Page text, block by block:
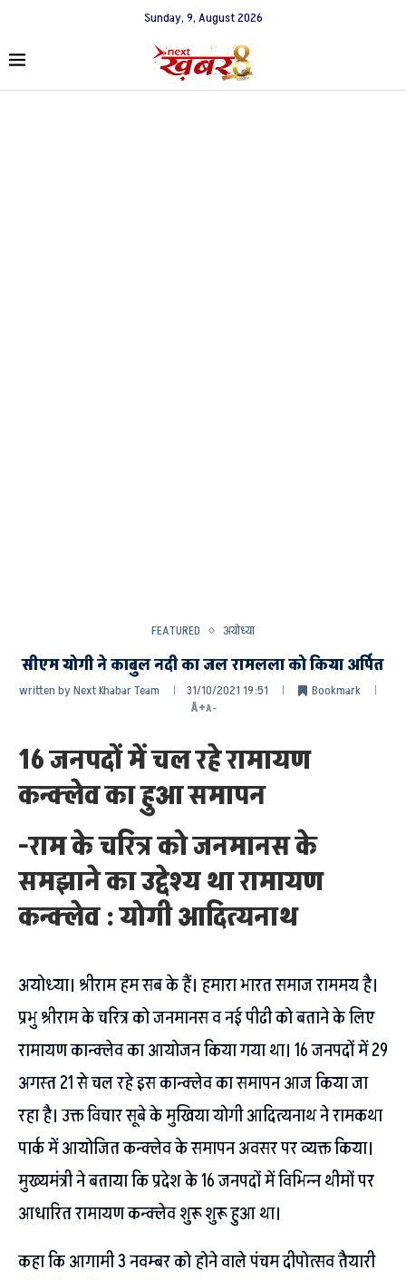
Sunday, 9, August 2026
FEATURED अयोध्या
सीएम योगी ने काबुल नदी का जल रामलला को किया अर्पित
written byNext Khabar Team 31/10/2021 19:51
Bookmark
A+A-
16 जनपदों में चल रहे रामायण
कन्क्लेव का हुआ समापन
-राम के चरित्र को जनमानस के
समझाने का उद्देश्य था रामायण
कन्क्लेव : योगी आदित्यनाथ
अयोध्या। श्रीराम हम सब के हैं। हमारा भारत समाज राममय है।
प्रभु श्रीराम के चरित्र को जनमानस व नई पीढी को बताने के लिए
रामायण कान्क्लेव का आयोजन किया गया था। 16 जनपदों में 29
अगस्त 21 से चल रहे इस कान्क्लेव का समापन आज किया जा
रहा है। उक्त विचार सूबे के मुखिया योगी आदित्यनाथ ने रामकथा
पार्क में आयोजित कन्क्लेव के समापन अवसर पर व्यक्त किया।
मुख्यमंत्री ने बताया कि प्रदेश के 16 जनपदों में विभिन्न थीमों पर
आधारित रामायण कन्क्लेव शुरू शुरू हुआ था।
कहा कि आगामी 3 नवम्बर को होने वाले पंचम दीपोत्सव तैयारी